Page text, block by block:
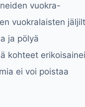
vuokra-
vuokralaisten
ja pölyä
kohteet
ei voi poistaa